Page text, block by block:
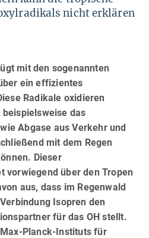
nicht erklären
mit den sogenannten
ein effizientes
Radikale oxidieren
das
Abgase aus Verkehr und
mit dem Regen
Dieser
vorwiegend über den Tropen
aus, dass im Regenwald
Isopren den
für das OH stellt.
Planck-Instituts für